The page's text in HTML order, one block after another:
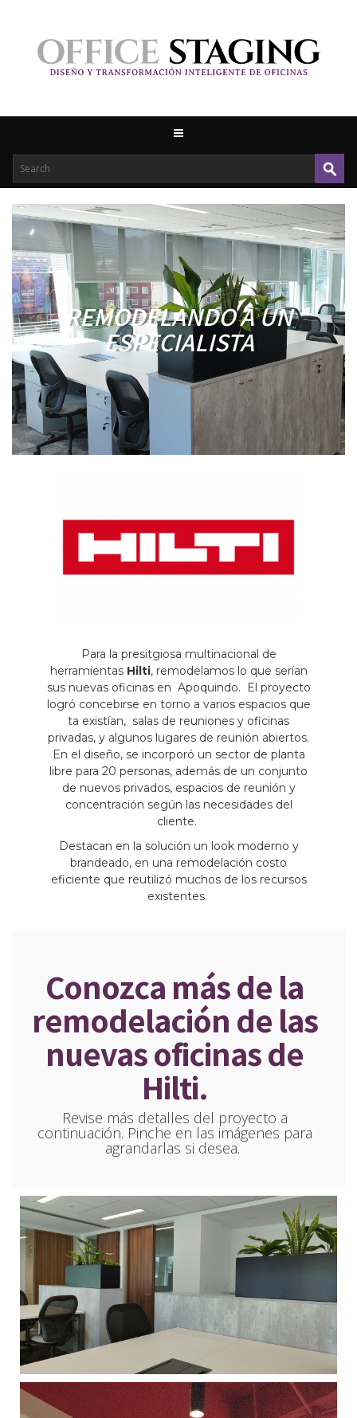
REMODELANDO A UN
ESPECIALISTA
Para la presitgiosa multinacional de
herramientas Hilti, remodelamos lo que serían
sus nuevas oficinas en Apoquindo. El proyecto
logró concebirse en torno a varios espacios que
ta existían, salas de reuniones y oficinas
privadas, y algunos lugares de reunión abiertos.
En el diseño, se incorporó un sector de planta
libre para 20 personas, además de un conjunto
de nuevos privados, espacios de reunión y
concentración según las necesidades del
cliente.
Destacan en la solución un look moderno y
brandeado, en una remodelación costo
eficiente que reutilizó muchos de los recursos
existentes.
Conozca más de la
remodelación de las
nuevas oficinas de
Hilti.
Revise más detalles del proyecto a
continuación. Pinche en las imágenes para
agrandarlas si desea.